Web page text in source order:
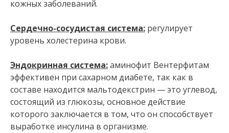
кожных заболеваний.
Сердечно-сосудистая система: регулирует
уровень холестерина крови.
Эндокринная система:аминофит Вентерфитам
эффективен при сахарном диабете, так как в
составе находится мальтодекстрин — это углевод,
состоящий из глюкозы, основное действие
которого заключается в том, что он способствует
выработке инсулина в организме.